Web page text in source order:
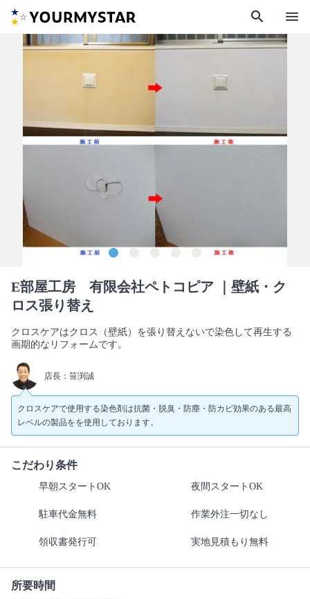
search menu
E部屋工房 有限会社ペトコピア ｜壁紙・ク
ロス張り替え
クロスケアはクロス（壁紙）を張り替えないで染色して再生する
画期的なリフォームです。
店長：笹渕誠
クロスケアで使用する染色剤は抗菌・脱臭・防塵・防カビ効果のある最高
レベルの製品をを使用しております。
こだわり条件
早朝スタートOK 夜間スタートOK
駐車代金無料 作業外注一切なし
領収書発行可 実地見積もり無料
所要時間